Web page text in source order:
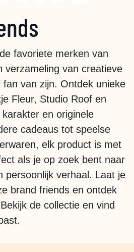
favoriete merken van
verzameling van creatieve
fan van zijn. Ontdek unieke
Fleur, Studio Roof en
en originele
cadeaus tot speelse
elk product is met
als je op zoek bent naar
persoonlijk verhaal. Laat je
brand friends en ontdek
de collectie en vind